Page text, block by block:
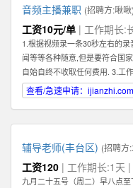
音频主播兼职 (招聘方:啾啾)
工资10元/单 | 工作期长:
1.根据视频录一条30秒左右的
闻等等各种随意,但是要符合国
自始自终不收取任何费用. 3.工
时,请备注录音采集兼职.
查看/急速申请：
辅导老师(丰台区) (招聘方:
工资120 | 工作期长:1天 |
九月二十五号（周二）早八点